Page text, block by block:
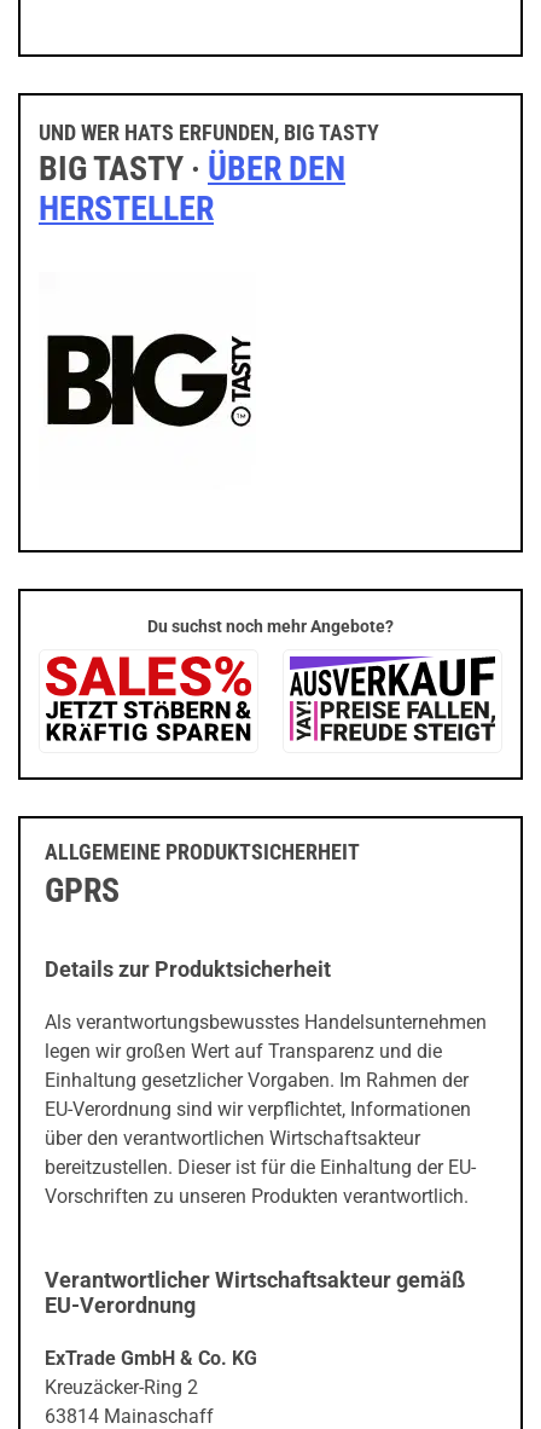
UND WER HATS ERFUNDEN, BIG TASTY
BIG TASTY · ÜBER DEN
HERSTELLER
Du suchst noch mehr Angebote?
ALLGEMEINE PRODUKTSICHERHEIT
GPRS
Details zur Produktsicherheit
Als verantwortungsbewusstes Handelsunternehmen
legen wir großen Wert auf Transparenz und die
Einhaltung gesetzlicher Vorgaben. Im Rahmen der
EU-Verordnung sind wir verpflichtet, Informationen
über den verantwortlichen Wirtschaftsakteur
bereitzustellen. Dieser ist für die Einhaltung der EU-
Vorschriften zu unseren Produkten verantwortlich.
Verantwortlicher Wirtschaftsakteur gemäß
EU-Verordnung
ExTrade GmbH & Co. KG
Kreuzäcker-Ring 2
63814 Mainaschaff